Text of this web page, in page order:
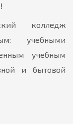
колледж
учебными
учебным
и бытовой